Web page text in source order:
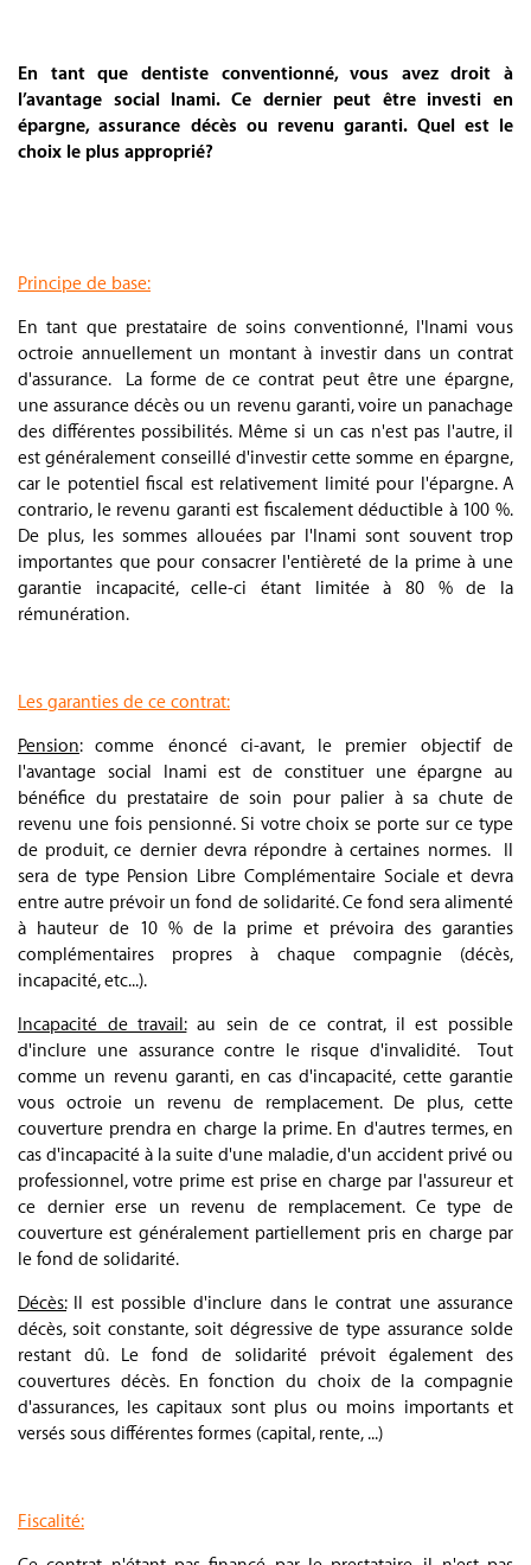
En tant que dentiste conventionné, vous avez droit à
l’avantage social Inami. Ce dernier peut être investi en
épargne, assurance décès ou revenu garanti. Quel est le
choix le plus approprié?
Principe de base:
En tant que prestataire de soins conventionné, l'Inami vous
octroie annuellement un montant à investir dans un contrat
d'assurance. La forme de ce contrat peut être une épargne,
une assurance décès ou un revenu garanti, voire un panachage
des différentes possibilités. Même si un cas n'est pas l'autre, il
est généralement conseillé d'investir cette somme en épargne,
car le potentiel fiscal est relativement limité pour l'épargne. A
contrario, le revenu garanti est fiscalement déductible à 100 %.
De plus, les sommes allouées par l'Inami sont souvent trop
importantes que pour consacrer l'entièreté de la prime à une
garantie incapacité, celle-ci étant limitée à 80 % de la
rémunération.
Les garanties de ce contrat:
Pension: comme énoncé ci-avant, le premier objectif de
l'avantage social Inami est de constituer une épargne au
bénéfice du prestataire de soin pour palier à sa chute de
revenu une fois pensionné. Si votre choix se porte sur ce type
de produit, ce dernier devra répondre à certaines normes. Il
sera de type Pension Libre Complémentaire Sociale et devra
entre autre prévoir un fond de solidarité. Ce fond sera alimenté
à hauteur de 10 % de la prime et prévoira des garanties
complémentaires propres à chaque compagnie (décès,
incapacité, etc...).
Incapacité de travail:au sein de ce contrat, il est possible
d'inclure une assurance contre le risque d'invalidité. Tout
comme un revenu garanti, en cas d'incapacité, cette garantie
vous octroie un revenu de remplacement. De plus, cette
couverture prendra en charge la prime. En d'autres termes, en
cas d'incapacité à la suite d'une maladie, d'un accident privé ou
professionnel, votre prime est prise en charge par l'assureur et
ce dernier erse un revenu de remplacement. Ce type de
couverture est généralement partiellement pris en charge par
le fond de solidarité.
Décès:Il est possible d'inclure dans le contrat une assurance
décès, soit constante, soit dégressive de type assurance solde
restant dû. Le fond de solidarité prévoit également des
couvertures décès. En fonction du choix de la compagnie
d'assurances, les capitaux sont plus ou moins importants et
versés sous différentes formes (capital, rente, ...)
Fiscalité: